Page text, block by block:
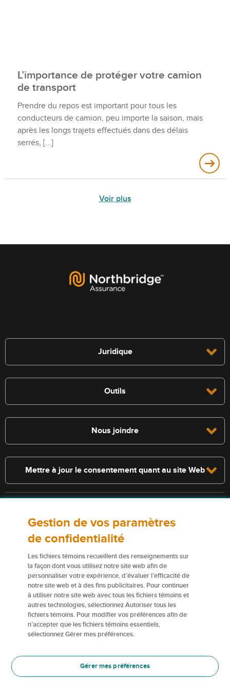
L’importance de protéger votre camion
de transport
Prendre du repos est important pour tous les
conducteurs de camion, peu importe la saison, mais
après les longs trajets effectués dans des délais
serrés,
Voir plus
Juridique
Outils
Nous joindre
Mettre à jour le consentement quant au site Web
s’appliquent. Les services décrits sur le présent site Web ne
constituent pas des polices d’assurance, et certaines polices n’y sont
pas admissibles.
Pour obtenir de plus amples renseignements sur nos services ou nos
assureurs, veuillez consulter lesConditions d’utilisation
Certains éléments de contenu du présent site Web sont des marques
de commerce ou des appellations commerciales de la Corporation
financière Northbridge (ou de ses sociétés affiliées); elles sont
utilisées par nos assureurs avec la permission de la Corporation
financière Northbridge.
Pour en savoir plus, veuillez consulter les renseignements sur les
Marques de commerce.
Gestion de vos paramètres
de confidentialité
Les fichiers témoins recueillent des renseignements sur
la façon dont vous utilisez notre site web afin de
personnaliser votre expérience, d’évaluer l’efficacité de
notre site web et à des fins publicitaires. Pour continuer
à utiliser notre site web avec tous les fichiers témoins et
autres technologies, sélectionnez Autoriser tous les
fichiers témoins. Pour modifier vos préférences afin de
n’accepter que les fichiers témoins essentiels,
sélectionnez Gérer mes préférences.
Gérer mes préférences